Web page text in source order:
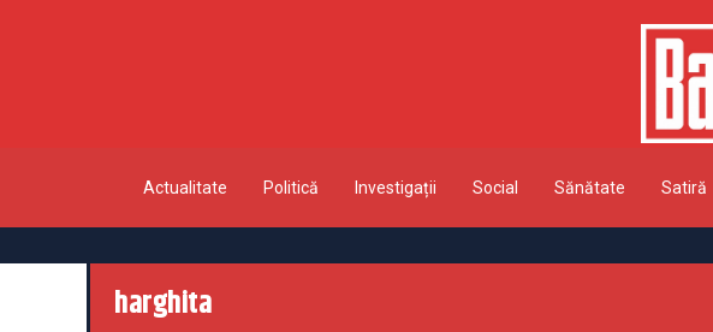
Actualitate Politică Investigații Social Sănătate Satiră
harghita